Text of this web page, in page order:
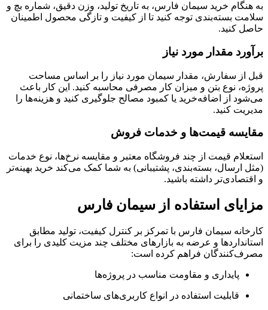
به هنگام خرید سیمان فارس، به تاریخ تولید، وزن دقیق، شماره بچ و
سلامت بسته‌بندی توجه کنید تا از کیفیت و تازگی محصول اطمینان
حاصل کنید.
برآورد مقدار مورد نیاز
قبل از سفارش، مقدار سیمان مورد نیاز را بر اساس مساحت
پروژه، نوع بتن و میزان کار مصرفی محاسبه کنید. این کار باعث
می‌شود از اضافه‌خرید یا کمبود مصالح جلوگیری کنید و هزینه‌ها را
مدیریت کنید.
مقایسه قیمت‌ها و خدمات فروش
استعلام قیمت از چند فروشگاه معتبر و مقایسه نرخ‌ها، نوع خدمات
(مثل ارسال، بسته‌بندی، پشتیبانی) به شما کمک می‌کند خرید بهینه‌تر
و اقتصادی‌تر داشته باشید.
مزایای استفاده از سیمان فارس
کارخانه سیمان فارس با تمرکز بر کنترل کیفیت، تولید مطابق
استانداردها و عرضه به بازارهای مختلف چند مزیت کلیدی را برای
مصرف‌کنندگان فراهم کرده است:
پایداری و مقاومت مناسب در پروژه‌ها
قابلیت استفاده در انواع کاربری‌های ساختمانی